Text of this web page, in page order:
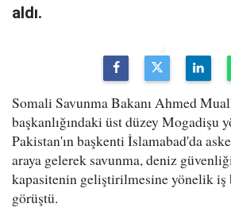
aldı.
Somali Savunma Bakanı Ahmed
başkanlığındaki üst düzey Mogadişu
Pakistan'ın başkenti İslamabad'da
araya gelerek savunma, deniz
kapasitenin geliştirilmesine yönelik iş
görüştü.